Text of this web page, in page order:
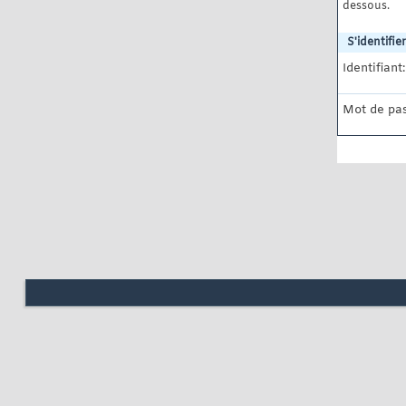
dessous.
S'identifier
Identifiant:
Mot de